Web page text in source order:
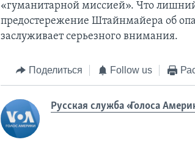
«гуманитарной миссией». Что лишний
предостережение Штайнмайера об
заслуживает серьезного внимания.
Поделиться Follow us
Русская служба «Голоса